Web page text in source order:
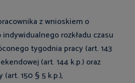
z wnioskiem o
rozkładu czasu
tygodnia pracy (art. 143
(art. 144 k.p.) oraz
150 § 5 k.p.),